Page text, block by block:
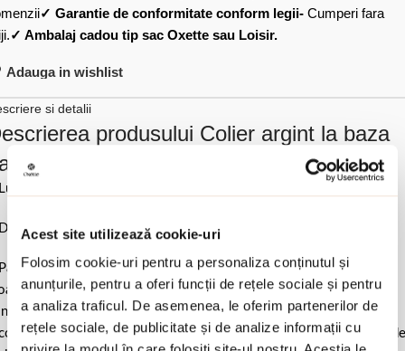
Acest site utilizează cookie-uri
Folosim cookie-uri pentru a personaliza conținutul și
anunțurile, pentru a oferi funcții de rețele sociale și pentru
a analiza traficul. De asemenea, le oferim partenerilor de
rețele sociale, de publicitate și de analize informații cu
✓ Garantie de conformitate conform legii- Cumperi fara
✓ Ambalaj cadou tip sac Oxette sau Loisir.
Adauga in wishlist
si detalii
produsului Colier argint la baza
decorat cu cercuri Success:
47 cm la care se adauga 3 cm extensie.
fiecare cerc 1.2 cm.
bijuteria in ambalajul original sau intr-un saculet de catifea
pentru a evita frecarea sau lovirea de alte materiale. Evitati
cu apa si produsele cosmetice. Dupa fiecare purtare este
sa o lustruiti cu o laveta curata pentru a evita depunerea de